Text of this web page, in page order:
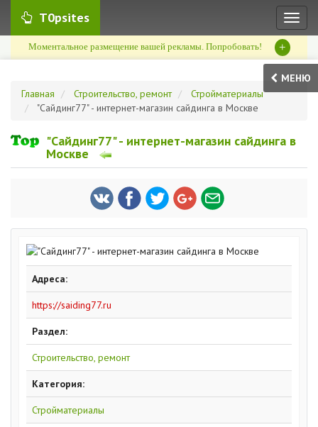
T0psites
Моментальное размещение вашей рекламы. Попробовать! +
МЕНЮ
Главная
Строительство, ремонт
Стройматериалы
"Сайдинг77" - интернет-магазин сайдинга в Москве
"Сайдинг77" - интернет-магазин сайдинга в
Москве
Адреса:
https://saiding77.ru
Раздел:
Строительство, ремонт
Категория:
Стройматериалы